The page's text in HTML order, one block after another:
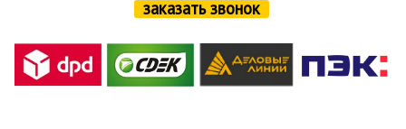
заказать звонок